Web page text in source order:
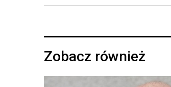
Zobacz również